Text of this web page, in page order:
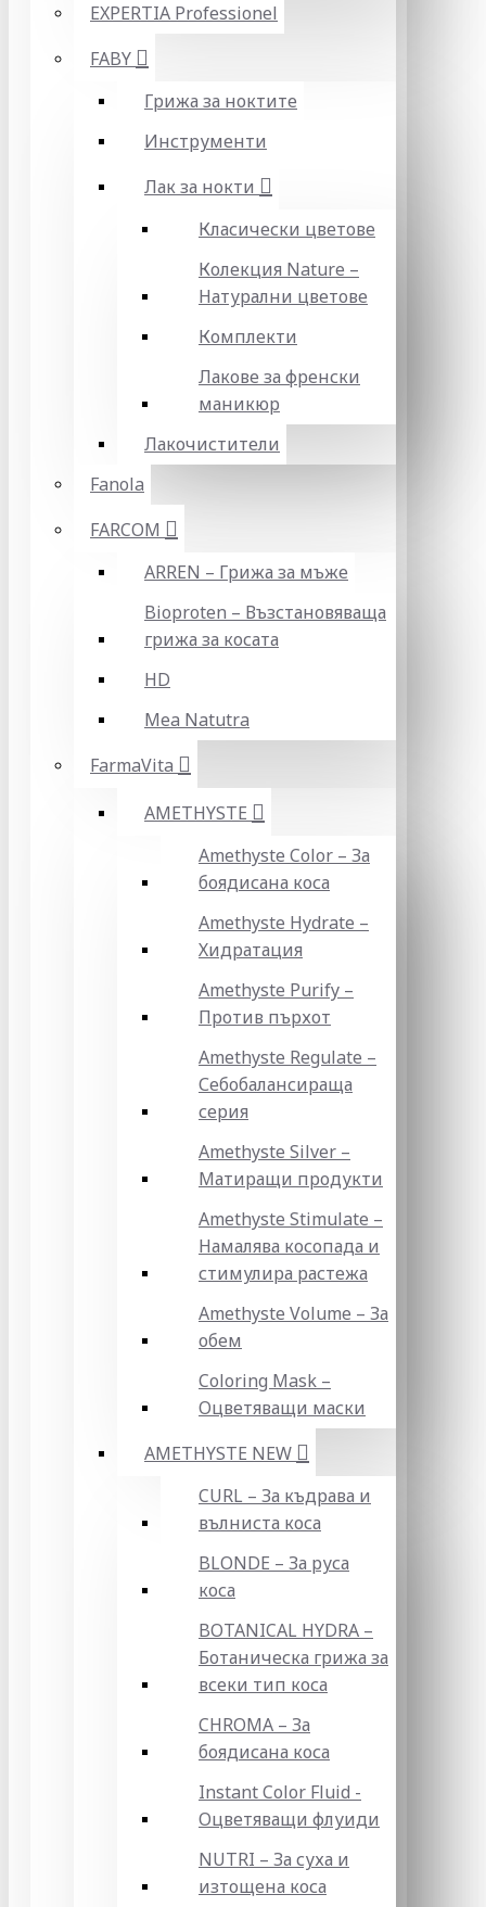
EXPERTIA Professionel
FABY
Грижа за ноктите
Инструменти
Лак за нокти
Класически цветове
Колекция Nature –
Натурални цветове
Комплекти
Лакове за френски
маникюр
Лакочистители
Fanola
FARCOM
ARREN – Грижа за мъже
Bioproten – Възстановяваща
грижа за косата
HD
Mea Natutra
FarmaVita
AMETHYSTE
Amethyste Color – За
боядисана коса
Amethyste Hydrate –
Хидратация
Amethyste Purify –
Против пърхот
Amethyste Regulate –
Себобалансираща
серия
Amethyste Silver –
Матиращи продукти
Amethyste Stimulate –
Намалява косопада и
стимулира растежа
Amethyste Volume – За
обем
Coloring Mask –
Оцветяващи маски
AMETHYSTE NEW
CURL – За къдрава и
вълниста коса
BLONDE – За руса
коса
BOTANICAL HYDRA –
Ботаническа грижа за
всеки тип коса
CHROMA – За
боядисана коса
Instant Color Fluid -
Оцветяващи флуиди
NUTRI – За суха и
изтощена коса